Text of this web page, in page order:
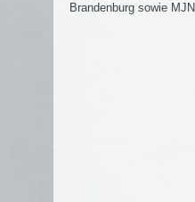
Brandenburg sowie